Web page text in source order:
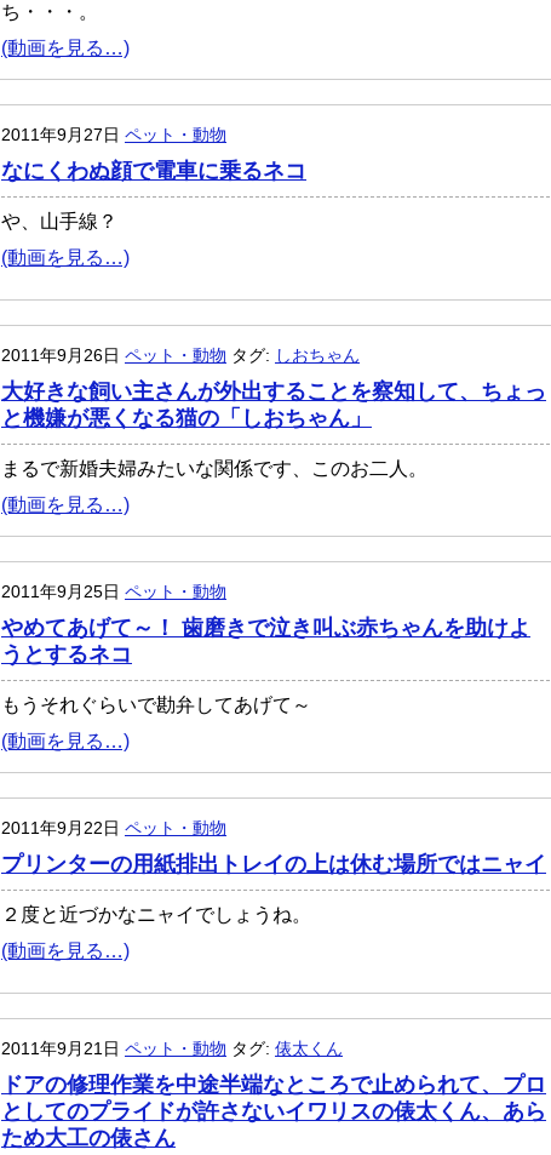
ち・・・。
(動画を見る…)
2011年9月27日 ペット・動物
なにくわぬ顔で電車に乗るネコ
や、山手線？
(動画を見る…)
2011年9月26日 ペット・動物 タグ: しおちゃん
大好きな飼い主さんが外出することを察知して、ちょっ
と機嫌が悪くなる猫の「しおちゃん」
まるで新婚夫婦みたいな関係です、このお二人。
(動画を見る…)
2011年9月25日 ペット・動物
やめてあげて～！ 歯磨きで泣き叫ぶ赤ちゃんを助けよ
うとするネコ
もうそれぐらいで勘弁してあげて～
(動画を見る…)
2011年9月22日 ペット・動物
プリンターの用紙排出トレイの上は休む場所ではニャイ
２度と近づかなニャイでしょうね。
(動画を見る…)
2011年9月21日 ペット・動物 タグ: 俵太くん
ドアの修理作業を中途半端なところで止められて、プロ
としてのプライドが許さないイワリスの俵太くん、あら
ため大工の俵さん